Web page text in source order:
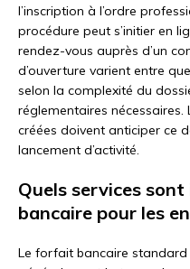
l’inscription à l’ordre
procédure peut s’initier en
rendez-vous auprès d’un
d’ouverture varient entre
selon la complexité du
réglementaires
créées doivent anticiper ce
lancement d’activité.
Quels services
bancaire pour les
Le forfait bancaire